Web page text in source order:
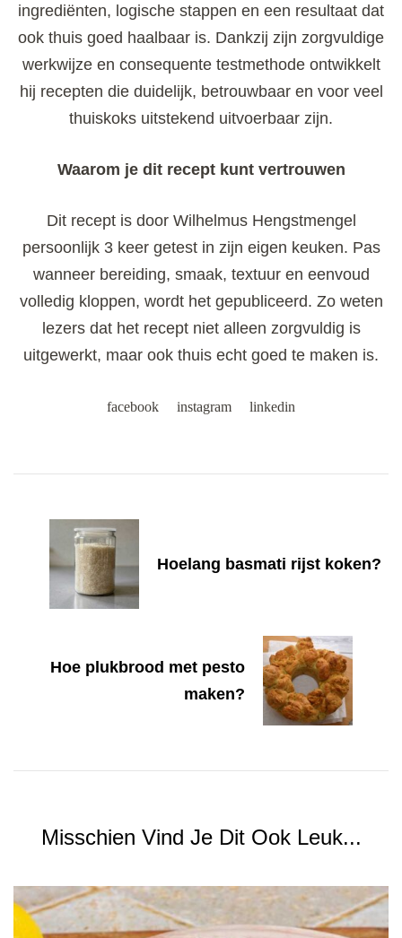
ingrediënten, logische stappen en een resultaat dat
ook thuis goed haalbaar is. Dankzij zijn zorgvuldige
werkwijze en consequente testmethode ontwikkelt
hij recepten die duidelijk, betrouwbaar en voor veel
thuiskoks uitstekend uitvoerbaar zijn.
Waarom je dit recept kunt vertrouwen
Dit recept is door Wilhelmus Hengstmengel
persoonlijk 3 keer getest in zijn eigen keuken. Pas
wanneer bereiding, smaak, textuur en eenvoud
volledig kloppen, wordt het gepubliceerd. Zo weten
lezers dat het recept niet alleen zorgvuldig is
uitgewerkt, maar ook thuis echt goed te maken is.
facebook instagram linkedin
Navigation
Hoelang basmati rijst koken?
Hoe plukbrood met pesto
maken?
Misschien Vind Je Dit Ook Leuk...